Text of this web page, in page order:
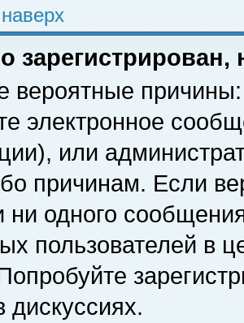
вероятные
электронное
или
причинам. Если
ни одного
пользователей в
дискуссиях.